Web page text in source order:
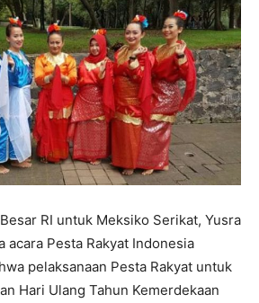
RI untuk Meksiko Serikat, Yusra
acara Pesta Rakyat Indonesia
pelaksanaan Pesta Rakyat untuk
Hari Ulang Tahun Kemerdekaan